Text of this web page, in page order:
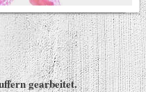
gearbeitet.